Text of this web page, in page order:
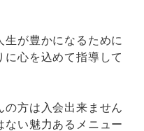
が豊かになるために
心を込めて指導して
方は入会出来ません
い魅力あるメニュー